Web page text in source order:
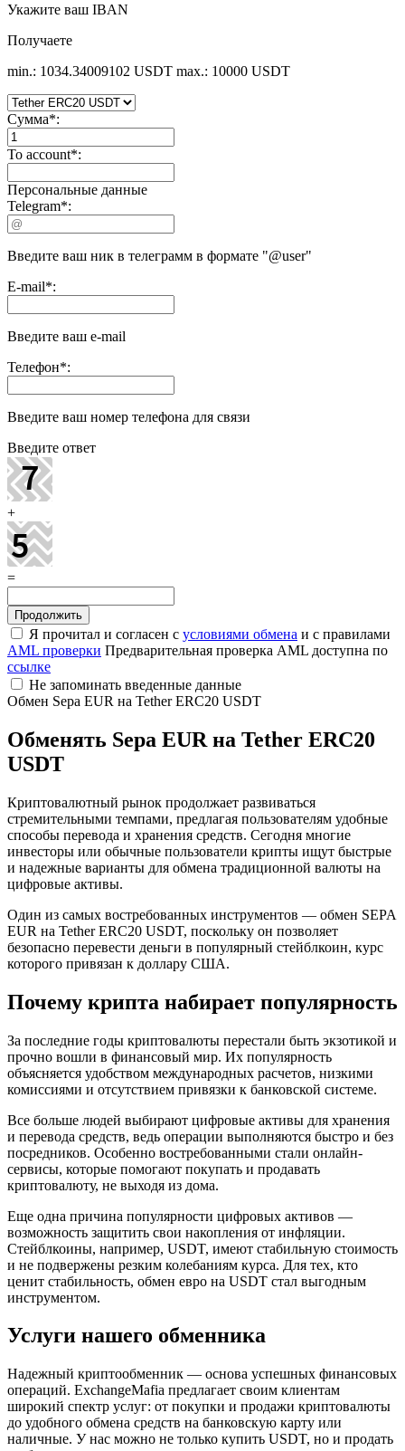
Укажите ваш IBAN
Получаете
min.: 1034.34009102 USDT max.: 10000 USDT
Сумма*:
To account*:
Персональные данные
Telegram*:
Введите ваш ник в телеграмм в формате "@user"
E-mail*:
Введите ваш e-mail
Телефон*:
Введите ваш номер телефона для связи
Введите ответ
+
=
Я прочитал и согласен с условиями обмена и с правилами
AML проверки Предварительная проверка AML доступна по
ссылке
Не запоминать введенные данные
Обмен Sepa EUR на Tether ERC20 USDT
Обменять Sepa EUR на Tether ERC20
USDT
Криптовалютный рынок продолжает развиваться
стремительными темпами, предлагая пользователям удобные
способы перевода и хранения средств. Сегодня многие
инвесторы или обычные пользователи крипты ищут быстрые
и надежные варианты для обмена традиционной валюты на
цифровые активы.
Один из самых востребованных инструментов — обмен SEPA
EUR на Tether ERC20 USDT, поскольку он позволяет
безопасно перевести деньги в популярный стейблкоин, курс
которого привязан к доллару США.
Почему крипта набирает популярность
За последние годы криптовалюты перестали быть экзотикой и
прочно вошли в финансовый мир. Их популярность
объясняется удобством международных расчетов, низкими
комиссиями и отсутствием привязки к банковской системе.
Все больше людей выбирают цифровые активы для хранения
и перевода средств, ведь операции выполняются быстро и без
посредников. Особенно востребованными стали онлайн-
сервисы, которые помогают покупать и продавать
криптовалюту, не выходя из дома.
Еще одна причина популярности цифровых активов —
возможность защитить свои накопления от инфляции.
Стейблкоины, например, USDT, имеют стабильную стоимость
и не подвержены резким колебаниям курса. Для тех, кто
ценит стабильность, обмен евро на USDT стал выгодным
инструментом.
Услуги нашего обменника
Надежный криптообменник — основа успешных финансовых
операций. ExchangeMafia предлагает своим клиентам
широкий спектр услуг: от покупки и продажи криптовалюты
до удобного обмена средств на банковскую карту или
наличные. У нас можно не только купить USDT, но и продать